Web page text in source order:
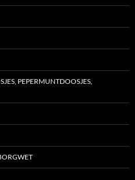
PEPERMUNTDOOSJES,